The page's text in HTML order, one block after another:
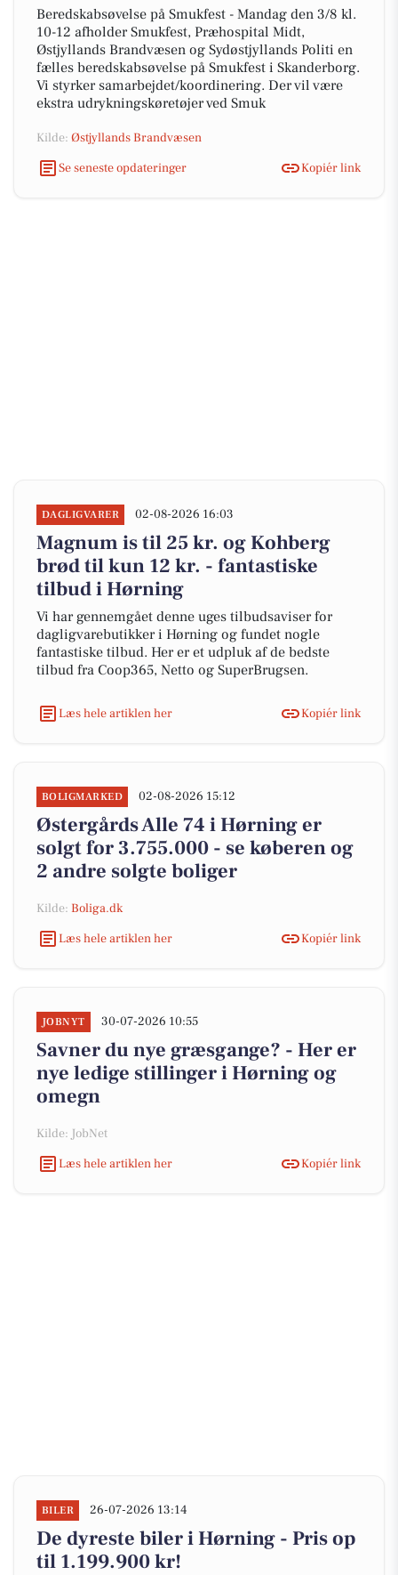
Beredskabsøvelse på Smukfest - Mandag den 3/8 kl.
10-12 afholder Smukfest, Præhospital Midt,
Østjyllands Brandvæsen og Sydøstjyllands Politi en
fælles beredskabsøvelse på Smukfest i Skanderborg.
Vi styrker samarbejdet/koordinering. Der vil være
ekstra udrykningskøretøjer ved Smuk
Kilde: Østjyllands Brandvæsen
Se seneste opdateringer
Kopiér link
DAGLIGVARER 02-08-2026 16:03
Magnum is til 25 kr. og Kohberg
brød til kun 12 kr. - fantastiske
tilbud i Hørning
Vi har gennemgået denne uges tilbudsaviser for
dagligvarebutikker i Hørning og fundet nogle
fantastiske tilbud. Her er et udpluk af de bedste
tilbud fra Coop365, Netto og SuperBrugsen.
Læs hele artiklen her Kopiér link
BOLIGMARKED 02-08-2026 15:12
Østergårds Alle 74 i Hørning er
solgt for 3.755.000 - se køberen og
2 andre solgte boliger
Kilde: Boliga.dk
Læs hele artiklen her
Kopiér link
JOBNYT 30-07-2026 10:55
Savner du nye græsgange? - Her er
nye ledige stillinger i Hørning og
omegn
Kilde: JobNet
Læs hele artiklen her
Kopiér link
BILER 26-07-2026 13:14
De dyreste biler i Hørning - Pris op
til 1.199.900 kr!